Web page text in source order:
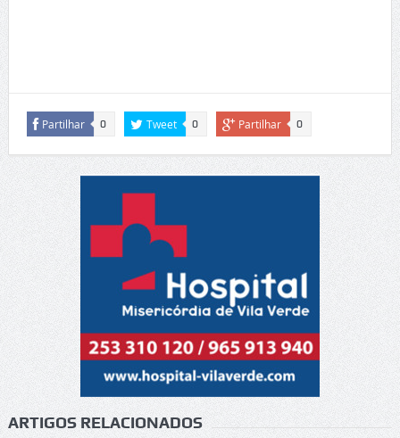
Partilhar 0 Tweet 0 Partilhar 0
ARTIGOS RELACIONADOS